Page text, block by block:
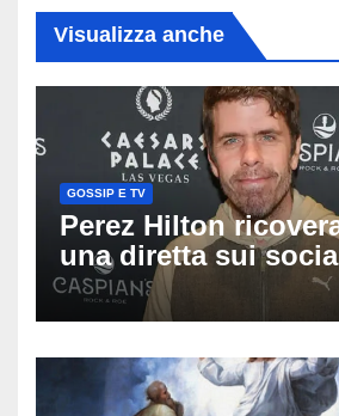
Visualizza anche
GOSSIP E TV
Perez Hilton
una diretta sui
famiglia rompe il
sulle sue condizioni